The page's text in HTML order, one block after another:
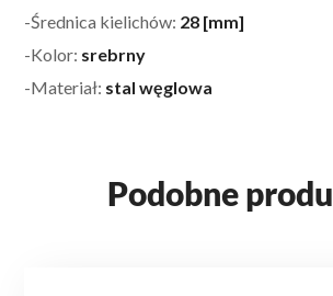
-Średnica kielichów: 28 [mm]
-Kolor: srebrny
-Materiał: stal węglowa
Podobne